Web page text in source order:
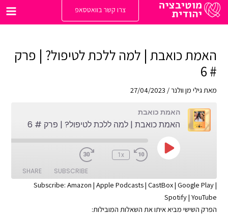
לתוכן
צרו קשר בוואטסאפ
האמת כואבת | למה ללכת לטיפול? | פרק
# 6
מאתגילי מן וולנר/
27/04/2023
האמת כואבת
האמת כואבת | למה ללכת לטיפול? | פרק # 6
Play
Episode
1x
SUBSCRIBE
SHARE
AmazonSHARE
Subscribe: Amazon | Apple Podcasts| CastBox| Google Play|
Spotify| YouTube
הפרק השישי מביא איתו את השאלות המובילות: